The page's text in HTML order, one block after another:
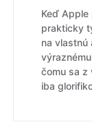
Keď
prakticky
na vlastnú
čomu sa z
iba